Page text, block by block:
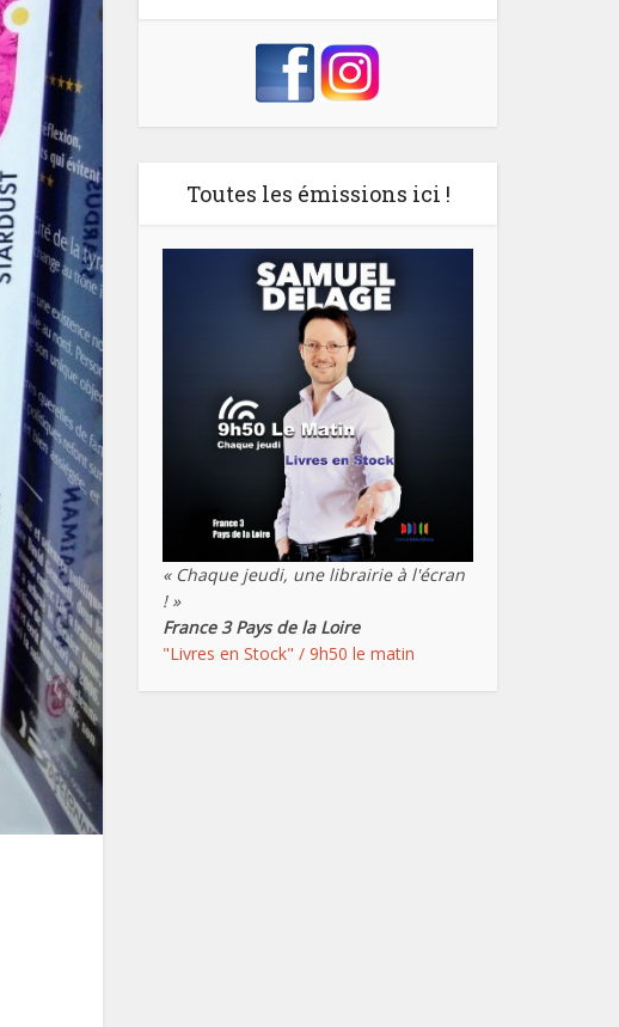
Toutes les émissions ici !
« Chaque jeudi, une librairie à l'écran
! »
France 3 Pays de la Loire
"Livres en Stock" / 9h50 le matin